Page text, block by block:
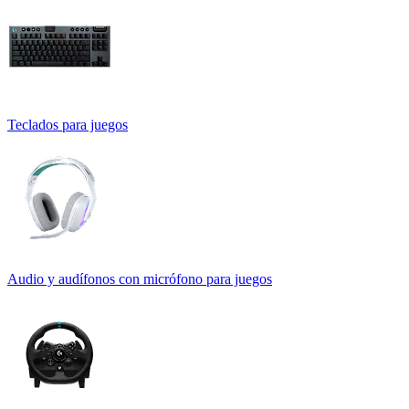
Teclados para juegos
Audio y audífonos con micrófono para juegos